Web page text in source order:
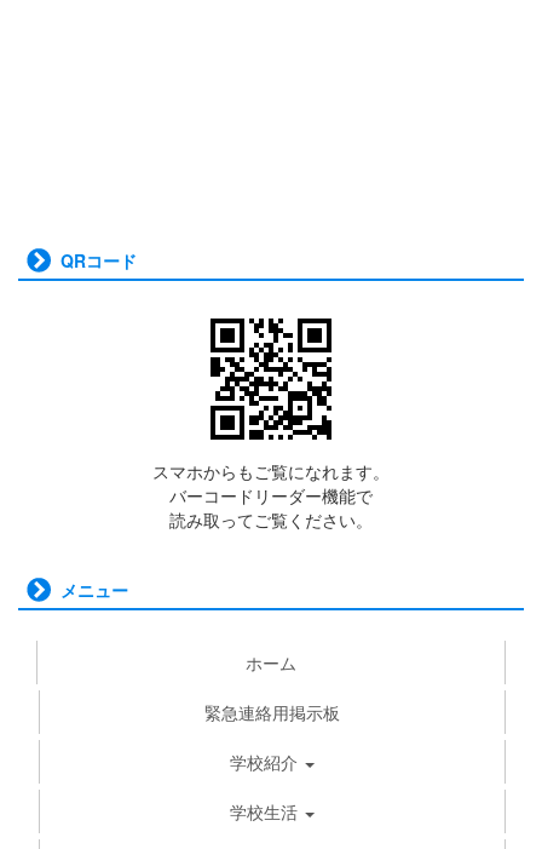
QRコード
スマホからもご覧になれます。
バーコードリーダー機能で
読み取ってご覧ください。
メニュー
ホーム
緊急連絡用掲示板
学校紹介
学校生活